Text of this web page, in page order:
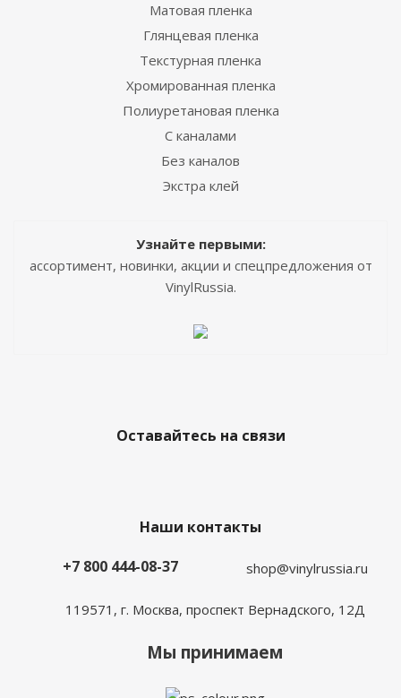
Матовая пленка
Глянцевая пленка
Текстурная пленка
Хромированная пленка
Полиуретановая пленка
С каналами
Без каналов
Экстра клей
Узнайте первыми:
ассортимент, новинки, акции и спецпредложения от
VinylRussia.
Оставайтесь на связи
Наши контакты
+7 800 444-08-37
shop@vinylrussia.ru
119571, г. Москва, проспект Вернадского, 12Д
Мы принимаем